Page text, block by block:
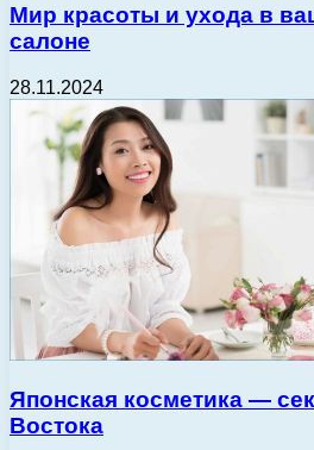
Мир красоты и ухода в
салоне
28.11.2024
Японская косметика —
Востока